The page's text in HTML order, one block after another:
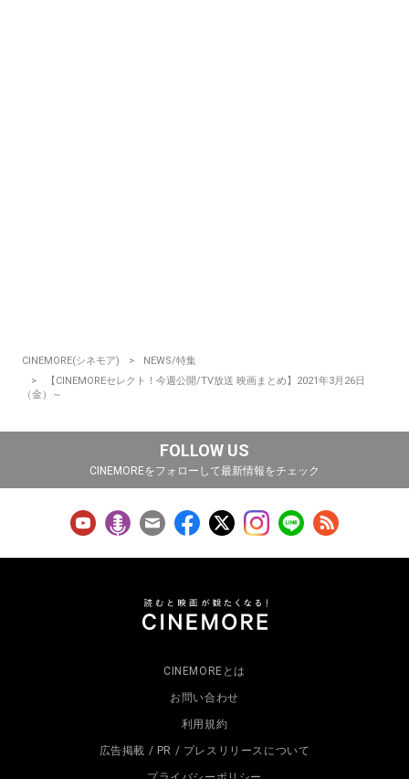
CINEMORE(シネモア)
NEWS/特集
【CINEMOREセレクト！今週公開/TV放送 映画まとめ】2021年3月26日
（金）～
FOLLOW US
CINEMOREをフォローして最新情報をチェック
CINEMOREとは
お問い合わせ
利用規約
広告掲載 / PR / プレスリリースについて